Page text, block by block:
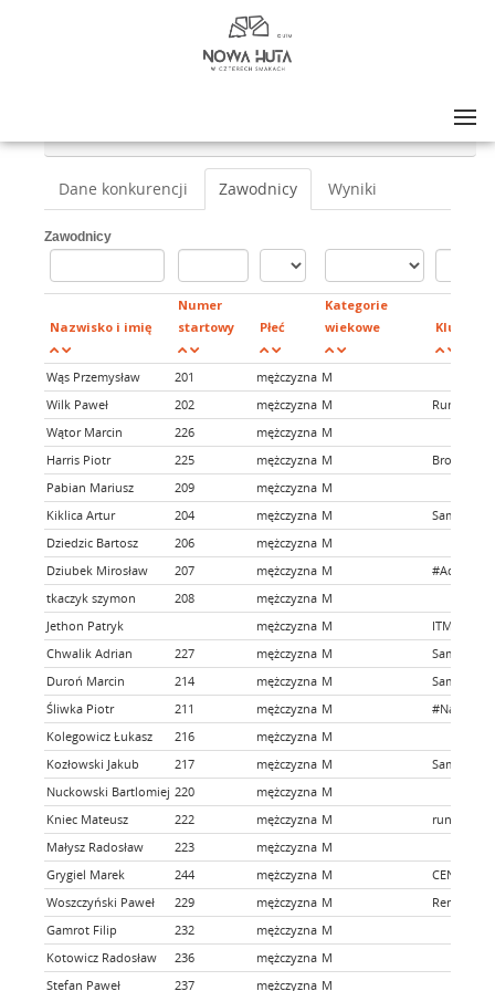
>
Dane konkurencji Zawodnicy Wyniki
Zawodnicy
Nazwisko i imię
Numer
startowy
Płeć
Kategorie
wiekowe
Klub
Wąs Przemysław 201 mężczyzna M
Wilk Paweł
202 mężczyzna M
Run slow
Wątor Marcin
226 mężczyzna M
Harris Piotr
225 mężczyzna M
Pabian Mariusz
209 mężczyzna M
Kiklica Artur
204 mężczyzna M
Dziedzic Bartosz
206 mężczyzna M
Dziubek Mirosław
207 mężczyzna M
tkaczyk szymon
208 mężczyzna M
Jethon Patryk
mężczyzna M
ITMBW
Chwalik Adrian
227 mężczyzna M
Duroń Marcin
214 mężczyzna M
Śliwka Piotr
211 mężczyzna M
#Na_kole
Kolegowicz Łukasz
216 mężczyzna M
Kozłowski Jakub
217 mężczyzna M
Nuckowski Bartlomiej 220 mężczyzna M
Kniec Mateusz
222 mężczyzna M
run-
Małysz Radosław
223 mężczyzna M
Grygiel Marek
244 mężczyzna M
CENTRUM
Woszczyński Paweł
229 mężczyzna M
Remus
Gamrot Filip
232 mężczyzna M
Kotowicz Radosław
236 mężczyzna M
Stefan Paweł
237 mężczyzna M